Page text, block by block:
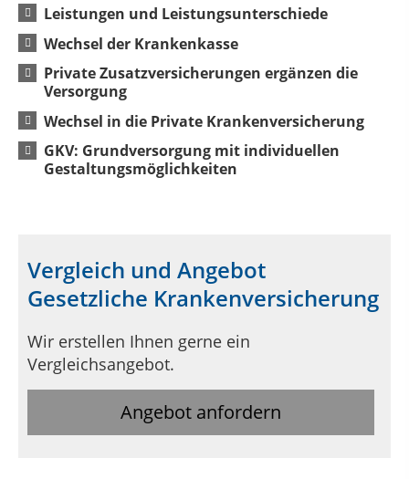
Leistungen und Leistungsunterschiede
Wechsel der Krankenkasse
Private Zusatzversicherungen ergänzen die
Versorgung
Wechsel in die Private Krankenversicherung
GKV: Grundversorgung mit individuellen
Gestaltungsmöglichkeiten
Vergleich und Angebot
Gesetzliche Krankenversicherung
Wir erstellen Ihnen gerne ein
Vergleichsangebot.
Angebot anfordern